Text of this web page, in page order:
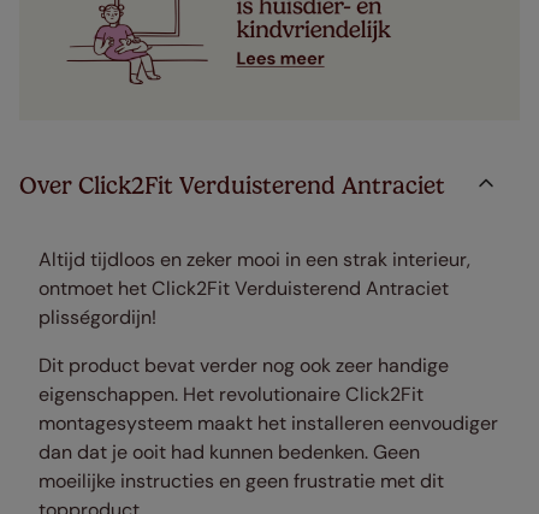
Over Click2Fit Verduisterend Antraciet
Altijd tijdloos en zeker mooi in een strak interieur,
ontmoet het Click2Fit Verduisterend Antraciet
plisségordijn!
Dit product bevat verder nog ook zeer handige
eigenschappen. Het revolutionaire Click2Fit
montagesysteem maakt het installeren eenvoudiger
dan dat je ooit had kunnen bedenken. Geen
moeilijke instructies en geen frustratie met dit